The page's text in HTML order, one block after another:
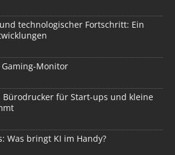
technologischer Fortschritt: Ein
Gaming-Monitor
Bürodrucker für Start-ups und kleine
Was bringt KI im Handy?